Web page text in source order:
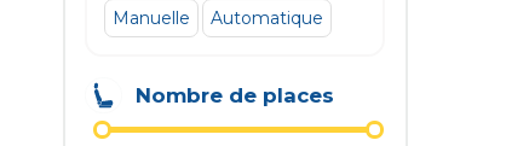
Manuelle Automatique
Nombre de places